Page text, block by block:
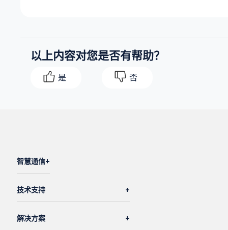
以上内容对您是否有帮助？
是 否
智慧通信
技术支持
解决方案